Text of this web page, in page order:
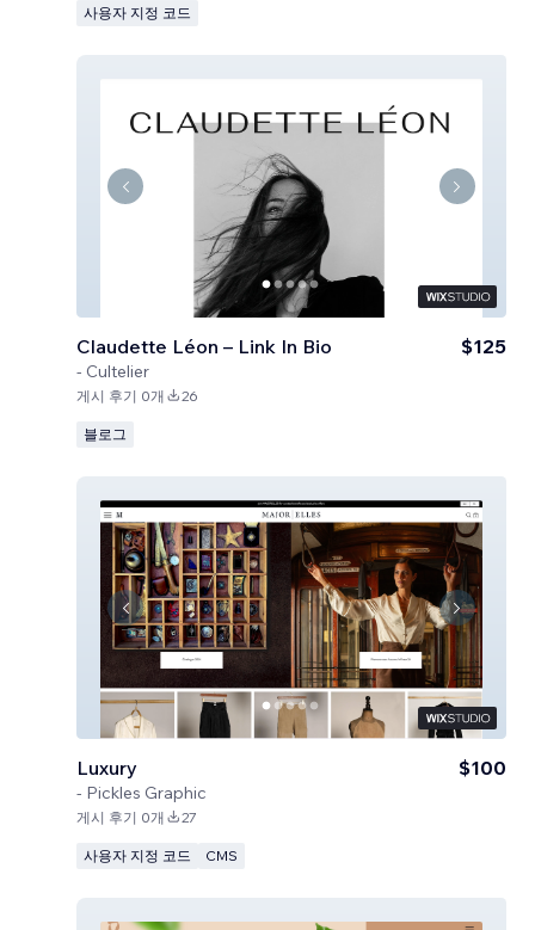
사용자 지정 코드
Claudette Léon – Link In Bio
- Cultelier
$125
게시 후기 0개 26
블로그
Luxury
- Pickles Graphic
$100
게시 후기 0개 27
사용자 지정 코드 CMS